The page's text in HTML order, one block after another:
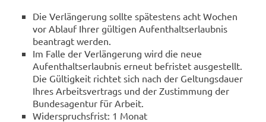
Die Verlängerung sollte spätestens acht Wochen
vor Ablauf Ihrer gültigen Aufenthaltserlaubnis
beantragt werden.
Im Falle der Verlängerung wird die neue
Aufenthaltserlaubnis erneut befristet ausgestellt.
Die Gültigkeit richtet sich nach der Geltungsdauer
Ihres Arbeitsvertrags und der Zustimmung der
Bundesagentur für Arbeit.
Widerspruchsfrist: 1 Monat